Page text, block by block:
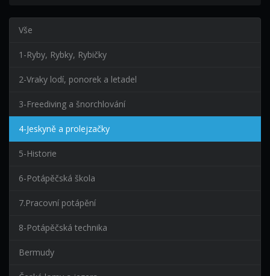
Vše
1-Ryby, Rybky, Rybičky
2-Vraky lodí, ponorek a letadel
3-Freediving a šnorchlování
4-Jeskyně a prolejzačky
5-Historie
6-Potápěčská škola
7.Pracovní potápění
8-Potápěčská technika
Bermudy